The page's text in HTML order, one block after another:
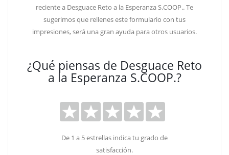
reciente a Desguace Reto a la Esperanza S.COOP.. Te
sugerimos que rellenes este formulario con tus
impresiones, será una gran ayuda para otros usuarios.
¿Qué piensas de Desguace Reto
a la Esperanza S.COOP.?
De 1 a 5 estrellas indica tu grado de
satisfacción.